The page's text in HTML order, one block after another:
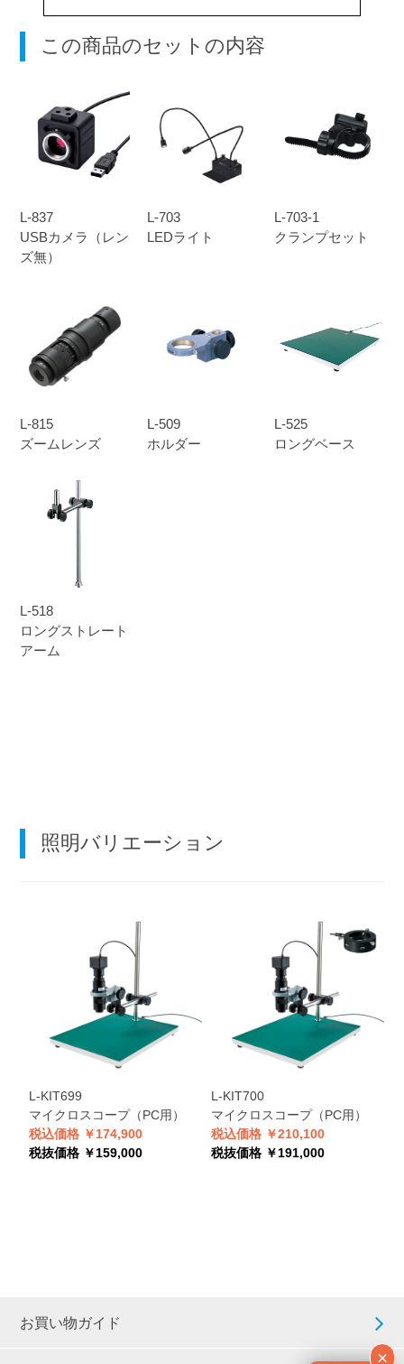
この商品のセットの内容
L-837
USBカメラ（レン
ズ無）
L-703
LEDライト
L-703-1
クランプセット
L-815
ズームレンズ
L-509
ホルダー
L-525
ロングベース
L-518
ロングストレート
アーム
×
照明バリエーション
L-KIT699
マイクロスコープ（PC用）
税込価格 ￥174,900
税抜価格 ￥159,000
L-KIT700
マイクロスコープ（PC用）
税込価格 ￥210,100
税抜価格 ￥191,000
お買い物ガイド